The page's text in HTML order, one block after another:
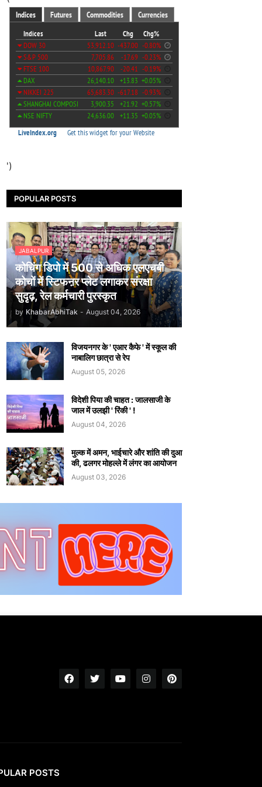
')
POPULAR POSTS
JABALPUR
कोचिंग डिपो में 500 से अधिक एलएचबी
कोचों में स्टिफऩर प्लेट लगाकर संरक्षा
सुदृढ़, रेल कर्मचारी पुरस्कृत
by KhabarAbhiTak - August 04, 2026
विजयनगर के ' एआर कैफे ' में स्कूल की
नाबालिग छात्रा से रेप
August 05, 2026
विदेशी पिया की चाहत : जालसाजी के
जाल में उलझी ' रिंकी ' !
August 04, 2026
मुल्क में अमन, भाईचारे और शांति की दुआ
की, ढलगर मोहल्ले में लंगर का आयोजन
August 03, 2026
POSTS